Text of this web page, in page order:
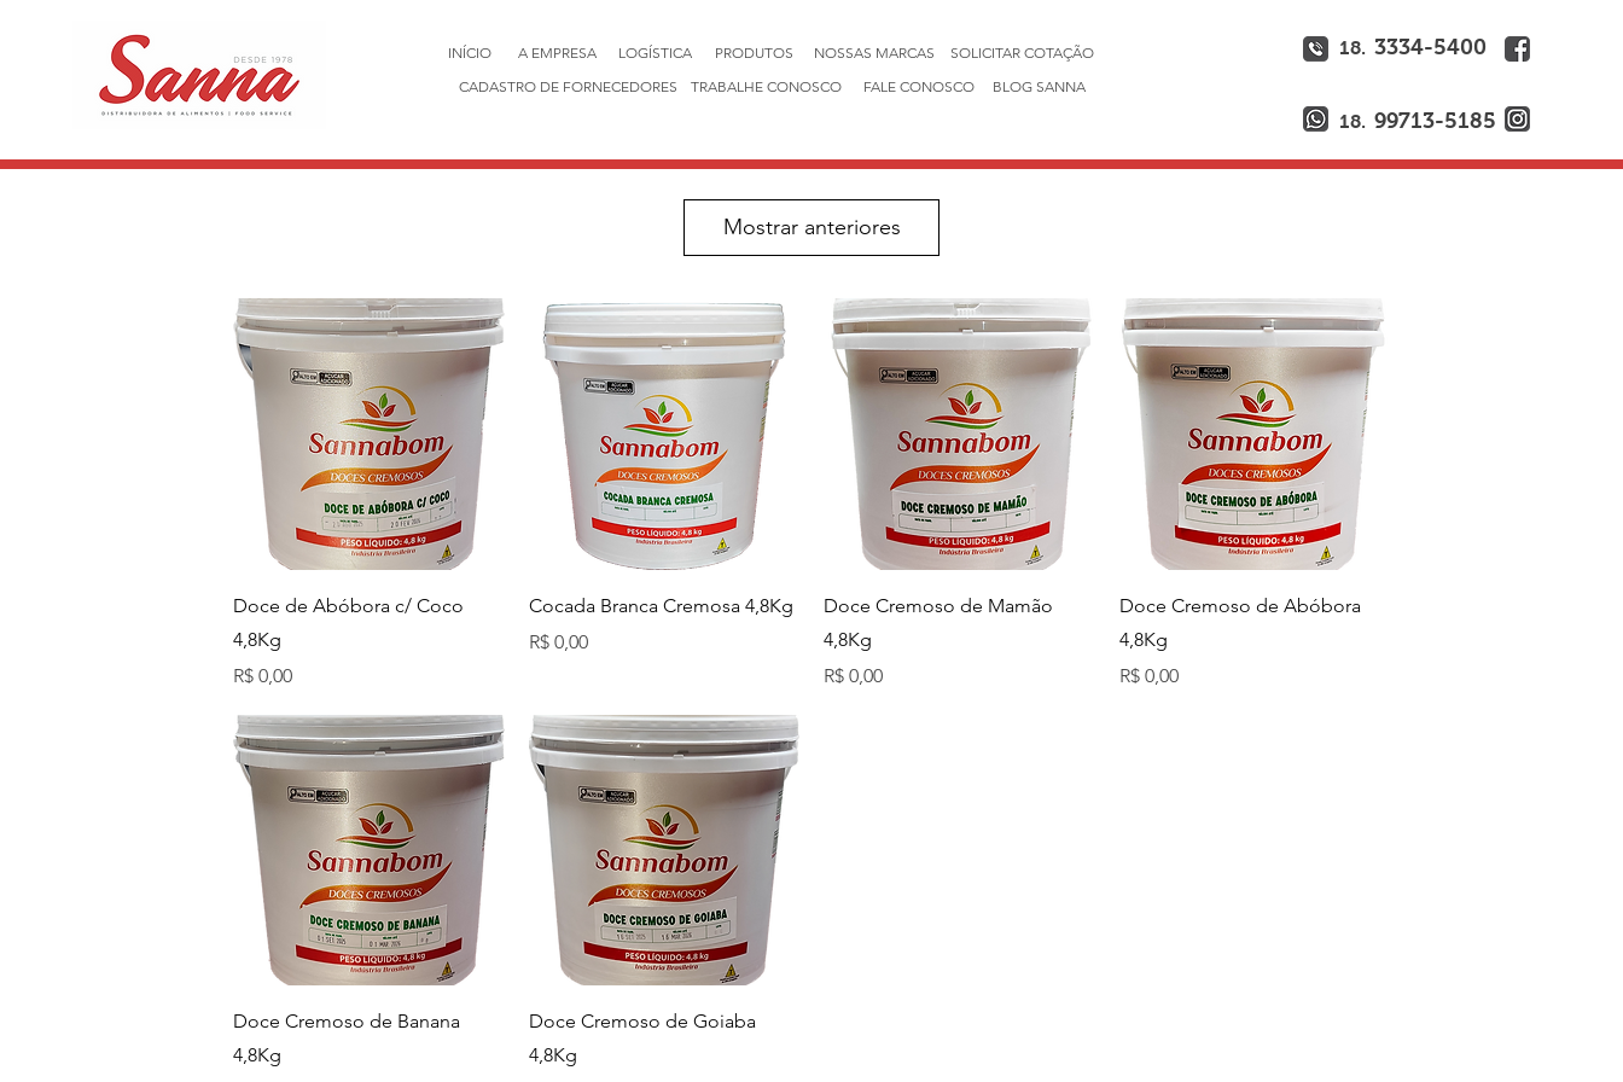
INÍCIO A EMPRESA LOGÍSTICA PRODUTOS NOSSAS MARCAS
SOLICITAR COTAÇÃO
CADASTRO DE FORNECEDORES
TRABALHE CONOSCO FALE CONOSCO BLOG SANNA
18. 3334-5400
18. 99713-5185
Mostrar anteriores
Visualização rápida
Doce de Abóbora c/ Coco
4,8Kg
Preço
R$ 0,00
Visualização rápida
Cocada Branca Cremosa 4,8Kg
Preço
R$ 0,00
Visualização rápida
Doce Cremoso de Mamão
4,8Kg
Preço
R$ 0,00
Visualização rápida
Doce Cremoso de Abóbora
4,8Kg
Preço
R$ 0,00
Visualização rápida
Doce Cremoso de Banana
4,8Kg
Visualização rápida
Doce Cremoso de Goiaba
4,8Kg